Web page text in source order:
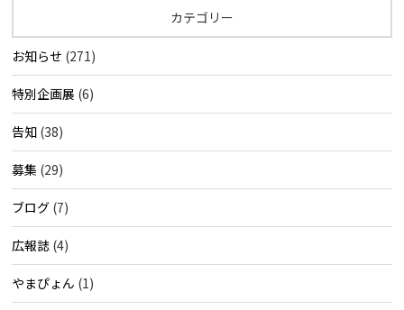
カテゴリー
お知らせ (271)
特別企画展 (6)
告知 (38)
募集 (29)
ブログ (7)
広報誌 (4)
やまぴょん (1)